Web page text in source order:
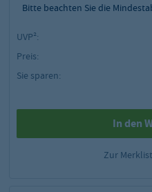
Bitte beachten Sie die
UVP²:
Preis:
Sie sparen:
In den
Zur